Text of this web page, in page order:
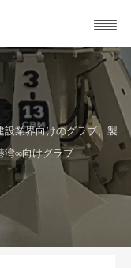
設業界向けのグラブ、製
湾∞向けグラブ